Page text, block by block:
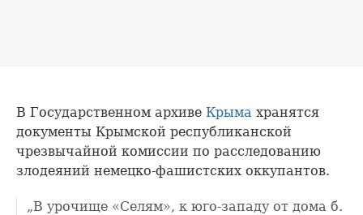
В Государственном архиве Крыма хранятся
документы Крымской республиканской
чрезвычайной комиссии по расследованию
злодеяний немецко-фашистских оккупантов.
„В урочище «Селям», к юго-западу от дома б.